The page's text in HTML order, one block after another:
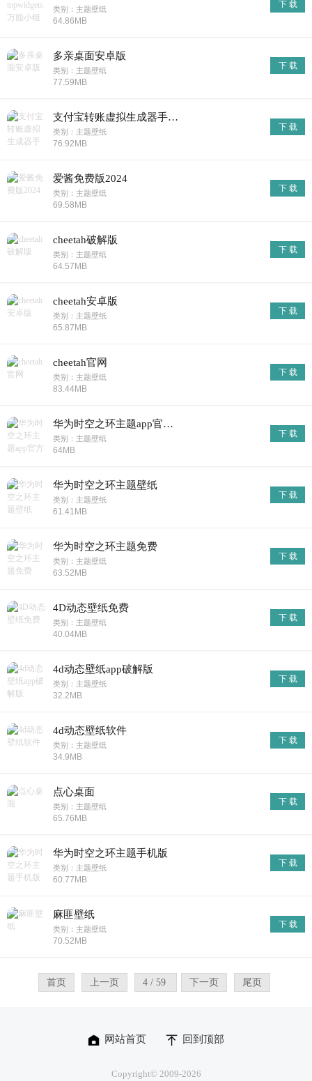
类别：主题壁纸
64.86MB
下 载
多亲桌面安卓版
类别：主题壁纸
77.59MB
下 载
支付宝转账虚拟生成器手机版
类别：主题壁纸
76.92MB
下 载
爱酱免费版2024
类别：主题壁纸
69.58MB
下 载
cheetah破解版
类别：主题壁纸
64.57MB
下 载
cheetah安卓版
类别：主题壁纸
65.87MB
下 载
cheetah官网
类别：主题壁纸
83.44MB
下 载
华为时空之环主题app官方版
类别：主题壁纸
64MB
下 载
华为时空之环主题壁纸
类别：主题壁纸
61.41MB
下 载
华为时空之环主题免费
类别：主题壁纸
63.52MB
下 载
4D动态壁纸免费
类别：主题壁纸
40.04MB
下 载
4d动态壁纸app破解版
类别：主题壁纸
32.2MB
下 载
4d动态壁纸软件
类别：主题壁纸
34.9MB
下 载
点心桌面
类别：主题壁纸
65.76MB
下 载
华为时空之环主题手机版
类别：主题壁纸
60.77MB
下 载
麻匪壁纸
类别：主题壁纸
70.52MB
下 载
首页 上一页 4 / 59 下一页 尾页
网站首页 回到顶部
Copyright© 2009-2026